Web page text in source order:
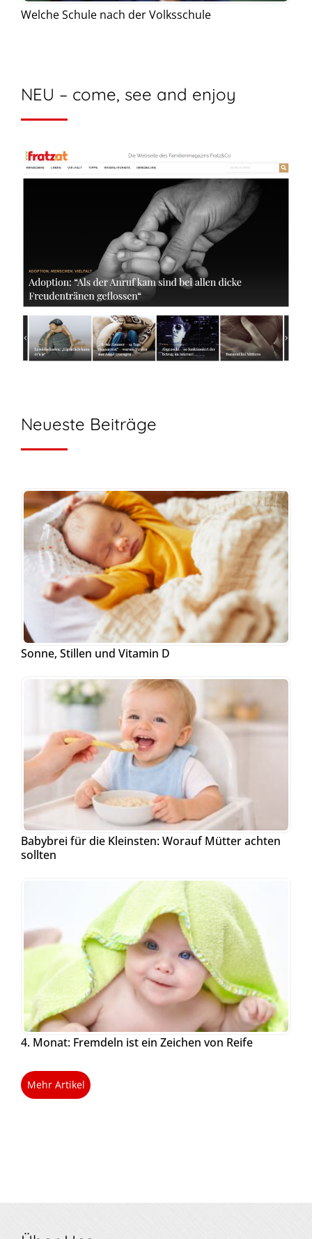
Welche Schule nach der Volksschule
NEU – come, see and enjoy
Neueste Beiträge
Sonne, Stillen und Vitamin D
Babybrei für die Kleinsten: Worauf Mütter achten
sollten
4. Monat: Fremdeln ist ein Zeichen von Reife
Mehr Artikel